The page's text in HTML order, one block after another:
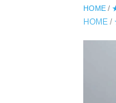
HOME /
HOME /